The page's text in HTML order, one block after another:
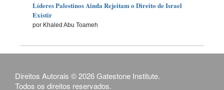
Líderes Palestinos Ainda Rejeitam o Direito de Israel
Existir
por Khaled Abu Toameh
Direitos Autorais © 2026 Gatestone Institute.
Todos os direitos reservados.